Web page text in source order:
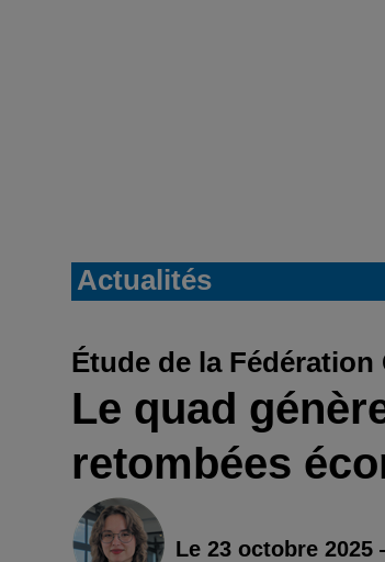
Actualités
Étude de la
Le quad
retombées
Le 23 octobre